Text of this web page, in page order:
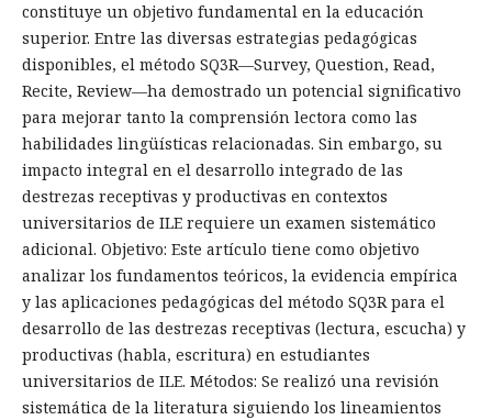
constituye un objetivo fundamental en la educación
superior. Entre las diversas estrategias pedagógicas
disponibles, el método SQ3R—Survey, Question, Read,
Recite, Review—ha demostrado un potencial significativo
para mejorar tanto la comprensión lectora como las
habilidades lingüísticas relacionadas. Sin embargo, su
impacto integral en el desarrollo integrado de las
destrezas receptivas y productivas en contextos
universitarios de ILE requiere un examen sistemático
adicional. Objetivo: Este artículo tiene como objetivo
analizar los fundamentos teóricos, la evidencia empírica
y las aplicaciones pedagógicas del método SQ3R para el
desarrollo de las destrezas receptivas (lectura, escucha) y
productivas (habla, escritura) en estudiantes
universitarios de ILE. Métodos: Se realizó una revisión
sistemática de la literatura siguiendo los lineamientos